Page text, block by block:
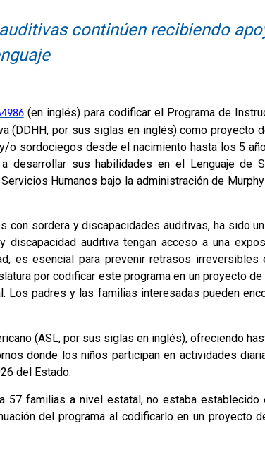
continúen recibiendo
(en inglés) para codificar el Programa de
(DDHH, por sus siglas en inglés) como proyecto
o sordociegos desde el nacimiento hasta los 5
desarrollar sus habilidades en el Lenguaje de
Humanos bajo la administración de
con sordera y discapacidades auditivas, ha sido
auditiva tengan acceso a una
es esencial para prevenir retrasos irreversibles
por codificar este programa en un proyecto
Los padres y las familias interesadas pueden
(ASL, por sus siglas en inglés), ofreciendo
donde los niños participan en actividades
del Estado.
familias a nivel estatal, no estaba establecido
del programa al codificarlo en un proyecto